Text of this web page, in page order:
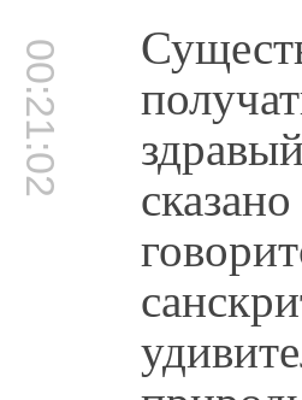
00:21:02